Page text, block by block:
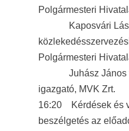
Polgármesteri
Kaposvári
Polgármesteri
Juhász János
igazgató, MVK Zrt.
16:20 Kérdések és
beszélgetés az